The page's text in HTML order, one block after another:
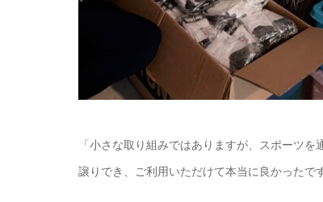
「小さな取り組みではありますが、スポーツ
譲りでき、ご利用いただけて本当に良かったで